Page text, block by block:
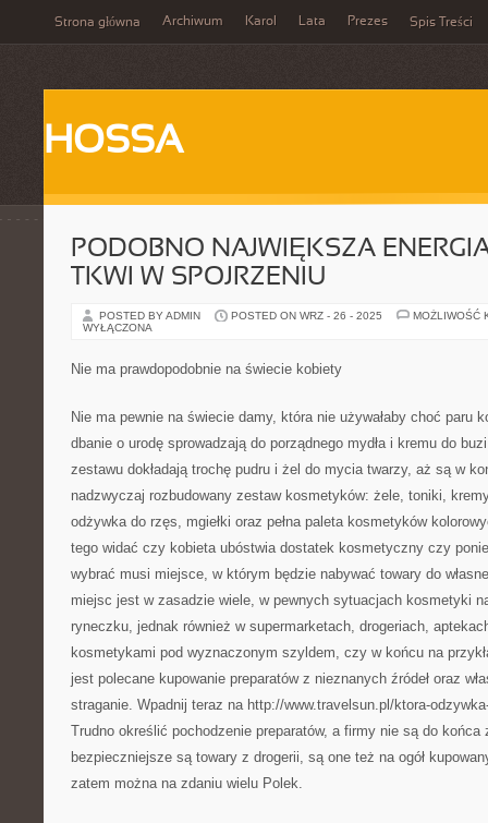
Strona główna Archiwum Karol Lata Prezes Spis Treści
HOSSA
PODOBNO NAJWIĘKSZA
TKWI W SPOJRZENIU
POSTED BY ADMIN POSTED ON WRZ - 26 - 2025
MOŻLIWOŚĆ
WYŁĄCZONA
Nie ma prawdopodobnie na świecie kobiety
Nie ma pewnie na świecie damy, która nie używałaby choć paru
dbanie o urodę sprowadzają do porządnego mydła i kremu do
zestawu dokładają trochę pudru i żel do mycia twarzy, aż są w
nadzwyczaj rozbudowany zestaw kosmetyków: żele, toniki,
odżywka do rzęs, mgiełki oraz pełna paleta kosmetyków
tego widać czy kobieta ubóstwia dostatek kosmetyczny czy
wybrać musi miejsce, w którym będzie nabywać towary do
miejsc jest w zasadzie wiele, w pewnych sytuacjach kosmetyki
ryneczku, jednak również w supermarketach, drogeriach,
kosmetykami pod wyznaczonym szyldem, czy w końcu na
jest polecane kupowanie preparatów z nieznanych źródeł oraz
straganie. Wpadnij teraz na http://www.travelsun.pl/ktora-
Trudno określić pochodzenie preparatów, a firmy nie są do końca
bezpieczniejsze są towary z drogerii, są one też na ogół
zatem można na zdaniu wielu Polek.